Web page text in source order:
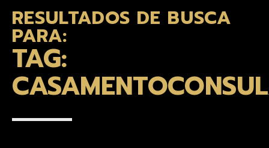
RESULTADOS DE BUSCA
PARA:
TAG: